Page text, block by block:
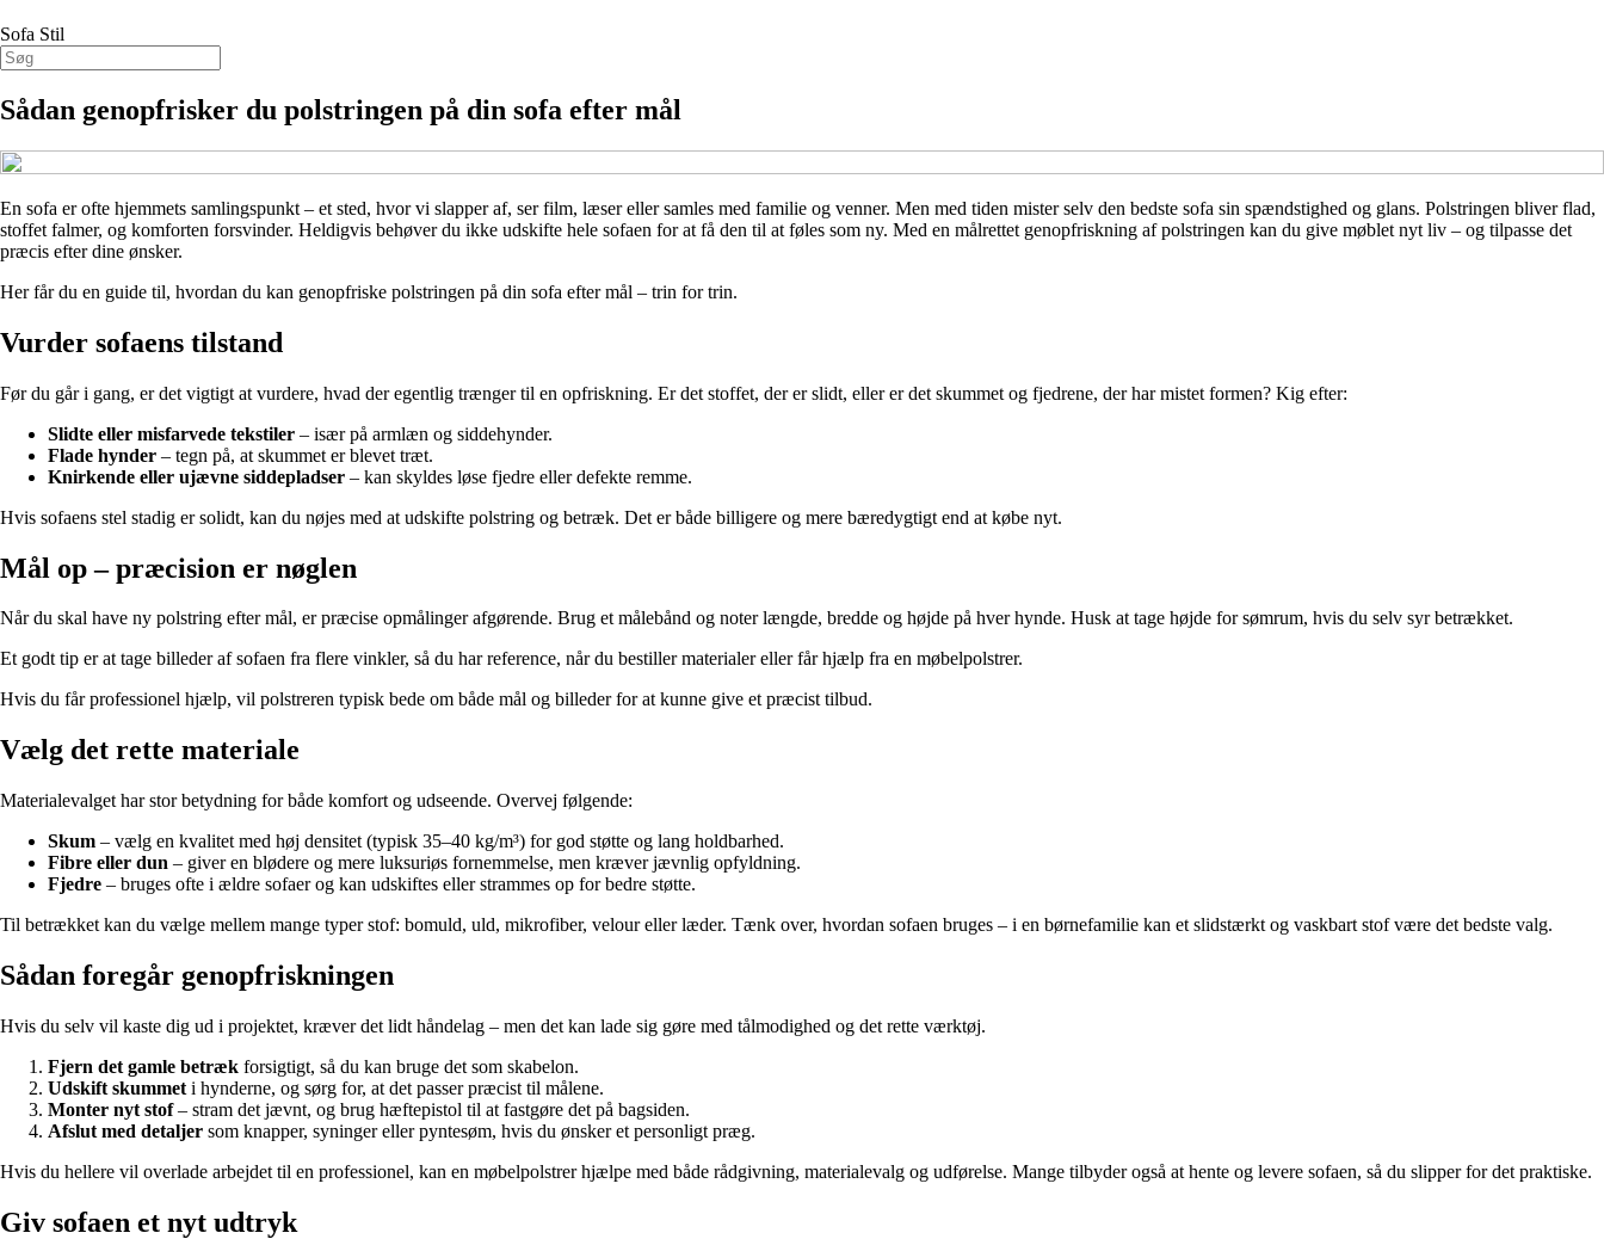
Sofa Stil
Sådan genopfrisker du polstringen på din sofa efter mål
En sofa er ofte hjemmets samlingspunkt – et sted, hvor vi slapper af, ser film, læser eller samles med familie og venner. Men med tiden mister selv den bedste sofa sin spændstighed og glans. Polstringen bliver flad,
stoffet falmer, og komforten forsvinder. Heldigvis behøver du ikke udskifte hele sofaen for at få den til at føles som ny. Med en målrettet genopfriskning af polstringen kan du give møblet nyt liv – og tilpasse det
præcis efter dine ønsker.
Her får du en guide til, hvordan du kan genopfriske polstringen på din sofa efter mål – trin for trin.
Vurder sofaens tilstand
Før du går i gang, er det vigtigt at vurdere, hvad der egentlig trænger til en opfriskning. Er det stoffet, der er slidt, eller er det skummet og fjedrene, der har mistet formen? Kig efter:
Slidte eller misfarvede tekstiler – især på armlæn og siddehynder.
Flade hynder – tegn på, at skummet er blevet træt.
Knirkende eller ujævne siddepladser – kan skyldes løse fjedre eller defekte remme.
Hvis sofaens stel stadig er solidt, kan du nøjes med at udskifte polstring og betræk. Det er både billigere og mere bæredygtigt end at købe nyt.
Mål op – præcision er nøglen
Når du skal have ny polstring efter mål, er præcise opmålinger afgørende. Brug et målebånd og noter længde, bredde og højde på hver hynde. Husk at tage højde for sømrum, hvis du selv syr betrækket.
Et godt tip er at tage billeder af sofaen fra flere vinkler, så du har reference, når du bestiller materialer eller får hjælp fra en møbelpolstrer.
Hvis du får professionel hjælp, vil polstreren typisk bede om både mål og billeder for at kunne give et præcist tilbud.
Vælg det rette materiale
Materialevalget har stor betydning for både komfort og udseende. Overvej følgende:
Skum – vælg en kvalitet med høj densitet (typisk 35–40 kg/m³) for god støtte og lang holdbarhed.
Fibre eller dun – giver en blødere og mere luksuriøs fornemmelse, men kræver jævnlig opfyldning.
Fjedre – bruges ofte i ældre sofaer og kan udskiftes eller strammes op for bedre støtte.
Til betrækket kan du vælge mellem mange typer stof: bomuld, uld, mikrofiber, velour eller læder. Tænk over, hvordan sofaen bruges – i en børnefamilie kan et slidstærkt og vaskbart stof være det bedste valg.
Sådan foregår genopfriskningen
Hvis du selv vil kaste dig ud i projektet, kræver det lidt håndelag – men det kan lade sig gøre med tålmodighed og det rette værktøj.
Fjern det gamle betræk forsigtigt, så du kan bruge det som skabelon.
Udskift skummet i hynderne, og sørg for, at det passer præcist til målene.
Monter nyt stof– stram det jævnt, og brug hæftepistol til at fastgøre det på bagsiden.
Afslut med detaljer som knapper, syninger eller pyntesøm, hvis du ønsker et personligt præg.
Hvis du hellere vil overlade arbejdet til en professionel, kan en møbelpolstrer hjælpe med både rådgivning, materialevalg og udførelse. Mange tilbyder også at hente og levere sofaen, så du slipper for det praktiske.
Giv sofaen et nyt udtryk